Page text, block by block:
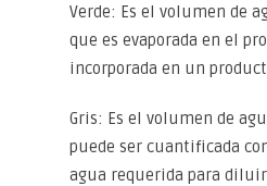
Verde: Es el volumen de
que es evaporada en el
incorporada en un
Gris: Es el volumen de
puede ser cuantificada
agua requerida para